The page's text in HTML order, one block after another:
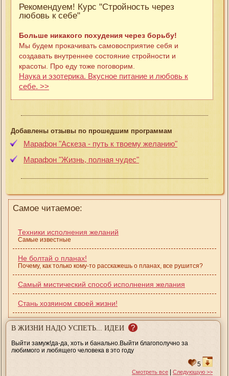
Рекомендуем! Курс "Стройность через
любовь к себе"
Больше никакого похудения через борьбу!
Мы будем прокачивать самовосприятие себя и
создавать внутреннее состояние стройности и
красоты. Про еду тоже поговорим.
Наука и эзотерика. Вкусное питание и любовь к
себе. >>
Добавлены отзывы по прошедшим программам
Марафон "Аскеза - путь к твоему желанию"
Марафон "Жизнь, полная чудес"
Самое читаемое:
Техники исполнения желаний
Самые известные
Не болтай о планах!
Почему, как только кому-то расскажешь о планах, все рушится?
Самый мистический способ исполнения желания
Стань хозяином своей жизни!
В ЖИЗНИ НАДО УСПЕТЬ... ИДЕИ ?
Выйти замуж!да-да, хоть и банально.Выйти благополучно за
любимого и любящего человека в это году
5
Смотреть все | Следующую >>